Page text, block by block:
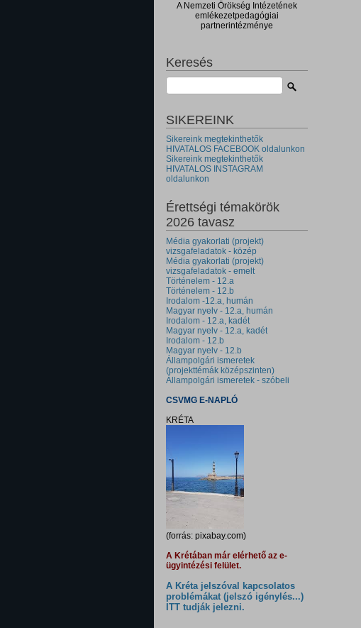
A Nemzeti Örökség Intézetének
emlékezetpedagógiai
partnerintézménye
Keresés
SIKEREINK
Sikereink megtekinthetők
HIVATALOS FACEBOOK oldalunkon
Sikereink megtekinthetők
HIVATALOS INSTAGRAM
oldalunkon
Érettségi témakörök
2026 tavasz
Média gyakorlati (projekt)
vizsgafeladatok - közép
Média gyakorlati (projekt)
vizsgafeladatok - emelt
Történelem - 12.a
Történelem - 12.b
Irodalom -12.a, humán
Magyar nyelv - 12.a, humán
Irodalom - 12.a, kadét
Magyar nyelv - 12.a, kadét
Irodalom - 12.b
Magyar nyelv - 12.b
Állampolgári ismeretek
(projekttémák középszinten)
Állampolgári ismeretek - szóbeli
CSVMG E-NAPLÓ
KRÉTA
(forrás: pixabay.com)
A Krétában már elérhető az e-
ügyintézési felület.
A Kréta jelszóval kapcsolatos
problémákat (jelszó igénylés...)
ITT tudják jelezni.